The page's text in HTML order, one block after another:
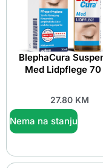
BlephaCura
Med Lidpflege 70
27.80 KM
Nema na stanju